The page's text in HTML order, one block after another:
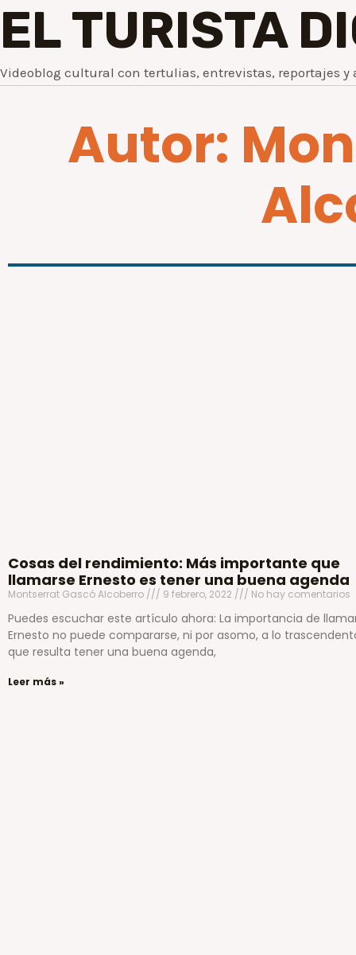
EL TURISTA
Videoblog cultural con tertulias, entrevistas, reportajes y
Autor:
Cosas del rendimiento: Más importante que
llamarse Ernesto es tener una buena agenda
Montserrat Gascó Alcoberro 9 febrero, 2022 No hay comentarios
Puedes escuchar este artículo ahora: La importancia de
Ernesto no puede compararse, ni por asomo, a lo
que resulta tener una buena agenda,
Leer más »